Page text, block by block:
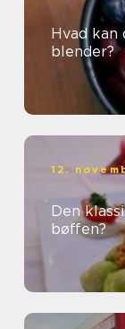
Hvad
blender?
12.
Den
bøffen?